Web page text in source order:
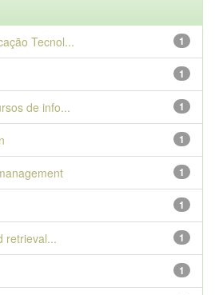
1
Tecnol...
1
1
de info...
1
1
1
1
retrieval...
1